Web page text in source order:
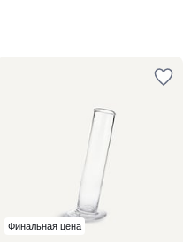
Финальная цена